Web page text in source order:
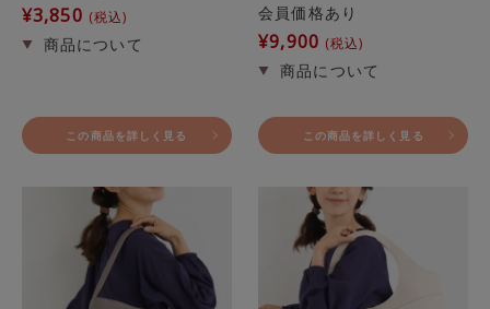
¥3,850 税込
この商品を詳しく見る
会員価格あり
¥9,900 税込
この商品を詳しく見る